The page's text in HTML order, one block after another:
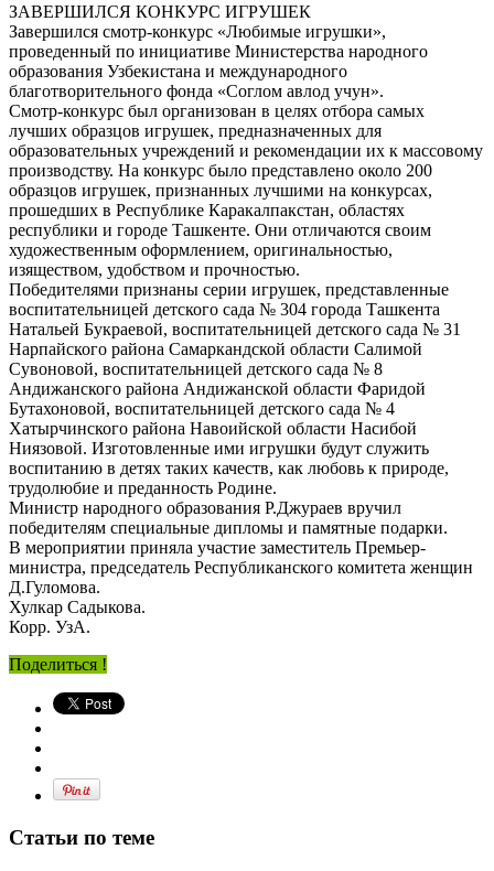
ЗАВЕРШИЛСЯ КОНКУРС ИГРУШЕК
Завершился смотр-конкурс «Любимые игрушки»,
проведенный по инициативе Министерства народного
образования Узбекистана и международного
благотворительного фонда «Соглом авлод учун».
Смотр-конкурс был организован в целях отбора самых
лучших образцов игрушек, предназначенных для
образовательных учреждений и рекомендации их к массовому
производству. На конкурс было представлено около 200
образцов игрушек, признанных лучшими на конкурсах,
прошедших в Республике Каракалпакстан, областях
республики и городе Ташкенте. Они отличаются своим
художественным оформлением, оригинальностью,
изяществом, удобством и прочностью.
Победителями признаны серии игрушек, представленные
воспитательницей детского сада № 304 города Ташкента
Натальей Букраевой, воспитательницей детского сада № 31
Нарпайского района Самаркандской области Салимой
Сувоновой, воспитательницей детского сада № 8
Андижанского района Андижанской области Фаридой
Бутахоновой, воспитательницей детского сада № 4
Хатырчинского района Навоийской области Насибой
Ниязовой. Изготовленные ими игрушки будут служить
воспитанию в детях таких качеств, как любовь к природе,
трудолюбие и преданность Родине.
Министр народного образования Р.Джураев вручил
победителям специальные дипломы и памятные подарки.
В мероприятии приняла участие заместитель Премьер-
министра, председатель Республиканского комитета женщин
Д.Гуломова.
Хулкар Садыкова.
Корр. УзА.
Поделиться !
Статьи по теме